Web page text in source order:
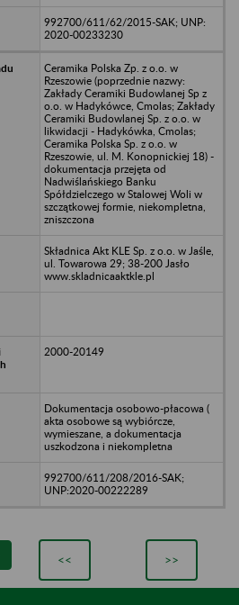
992700/611/62/2015-SAK; UNP:
2020-00233230
Ceramika Polska Zp. z o.o. w
Rzeszowie (poprzednie nazwy:
Zakłady Ceramiki Budowlanej Sp z
o.o. w Hadykówce, Cmolas; Zakłady
Ceramiki Budowlanej Sp. z o.o. w
likwidacji - Hadykówka, Cmolas;
Ceramika Polska Sp. z o.o. w
Rzeszowie, ul. M. Konopnickiej 18) -
dokumentacja przejęta od
Nadwiślańskiego Banku
Spółdzielczego w Stalowej Woli w
szczątkowej formie, niekompletna,
zniszczona
Składnica Akt KLE Sp. z o.o. w Jaśle,
ul. Towarowa 29; 38-200 Jasło
www.skladnicaaktkle.pl
2000-20149
Dokumentacja osobowo-płacowa (
akta osobowe są wybiórcze,
wymieszane, a dokumentacja
uszkodzona i niekompletna
992700/611/208/2016-SAK;
UNP:2020-00222289
<< >>